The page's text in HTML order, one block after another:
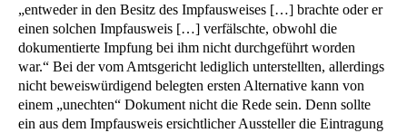
„entweder in den Besitz des Impfausweises […] brachte oder er
einen solchen Impfausweis […] verfälschte, obwohl die
dokumentierte Impfung bei ihm nicht durchgeführt worden
war.“ Bei der vom Amtsgericht lediglich unterstellten, allerdings
nicht beweiswürdigend belegten ersten Alternative kann von
einem „unechten“ Dokument nicht die Rede sein. Denn sollte
ein aus dem Impfausweis ersichtlicher Aussteller die Eintragung